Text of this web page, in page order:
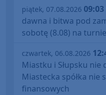
piątek, 07.08.2026 09:03
dawna i bitwa pod
sobotę (8.08) na
czwartek, 06.08.2026
Miastku i Słupsku
Miastecka spółka nie
finansowych